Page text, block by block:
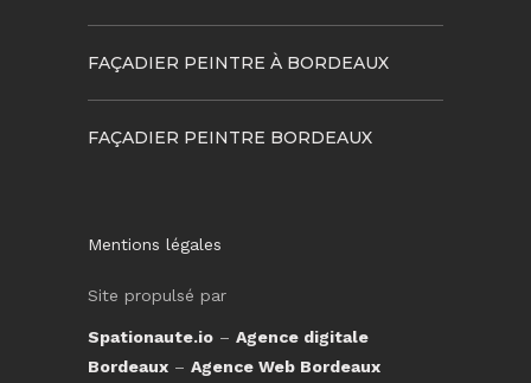
FAÇADIER PEINTRE À BORDEAUX
FAÇADIER PEINTRE BORDEAUX
Mentions légales
Site propulsé par
Spationaute.io – Agence digitale
Bordeaux – Agence Web Bordeaux